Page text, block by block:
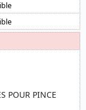
POUR PINCE